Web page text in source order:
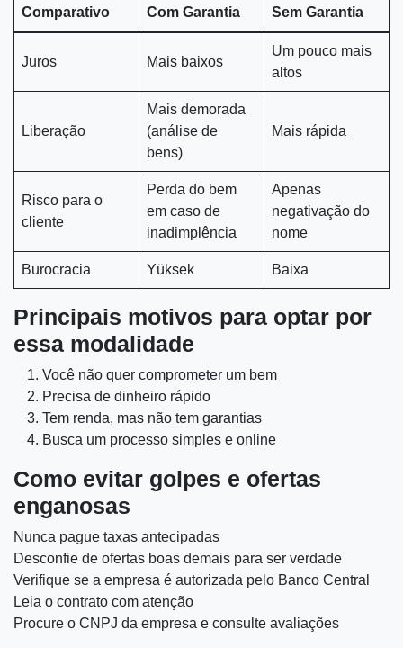
Comparativo Com Garantia Sem Garantia
Juros Mais baixos
Um pouco mais
altos
Liberação
Mais demorada
(análise de
bens)
Mais rápida
Risco para o
cliente
Perda do bem
em caso de
inadimplência
Apenas
negativação do
nome
Burocracia Yüksek Baixa
Principais motivos para optar por
essa modalidade
Você não quer comprometer um bem
Precisa de dinheiro rápido
Tem renda, mas não tem garantias
Busca um processo simples e online
Como evitar golpes e ofertas
enganosas
Nunca pague taxas antecipadas
Desconfie de ofertas boas demais para ser verdade
Verifique se a empresa é autorizada pelo Banco Central
Leia o contrato com atenção
Procure o CNPJ da empresa e consulte avaliações